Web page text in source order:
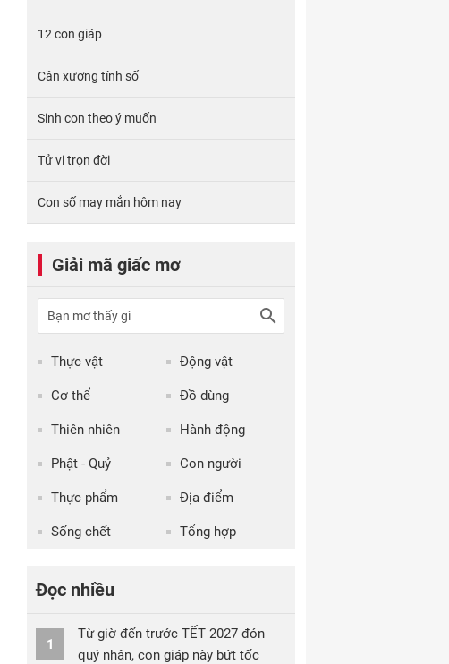
12 con giáp
Cân xương tính số
Sinh con theo ý muốn
Tử vi trọn đời
Con số may mắn hôm nay
Giải mã giấc mơ
Thực vật Động vật
Cơ thể Đồ dùng
Thiên nhiên Hành động
Phật - Quỷ Con người
Thực phẩm Địa điểm
Sống chết Tổng hợp
Đọc nhiều
1
Từ giờ đến trước TẾT 2027 đón
quý nhân, con giáp này bứt tốc